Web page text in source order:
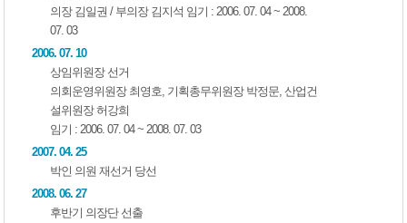
의장 김일권 / 부의장 김지석 임기 : 2006. 07. 04 ~ 2008.
07. 03
2006. 07. 10
상임위원장 선거
의회운영위원장 최영호, 기획총무위원장 박정문, 산업건
설위원장 허강희
임기 : 2006. 07. 04 ~ 2008. 07. 03
2007. 04. 25
박인 의원 재선거 당선
2008. 06. 27
후반기 의장단 선출